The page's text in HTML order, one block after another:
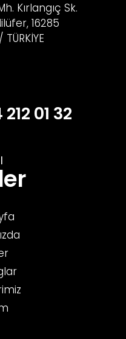
Kırlangıç Sk.
16285
01 32